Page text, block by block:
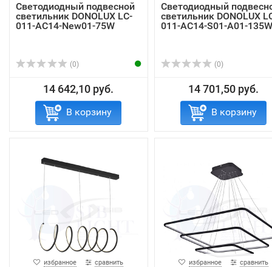
Светодиодный подвесной
светильник DONOLUX LC-
011-AC14-New01-75W
(0)
14 642,10 руб.
В корзину
Светодиодный
светильник DONOLUX
011-AC14-S01-A01-135W
(0)
14 701,50 руб.
В корзину
избранное сравнить избранное сравнить